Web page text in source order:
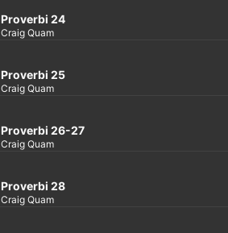
Proverbi 24
Craig Quam
Proverbi 25
Craig Quam
Proverbi 26-27
Craig Quam
Proverbi 28
Craig Quam